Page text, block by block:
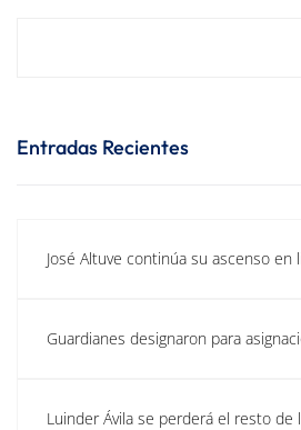
Entradas Recientes
José Altuve continúa su ascenso en
Guardianes designaron para
Luinder Ávila se perderá el resto de